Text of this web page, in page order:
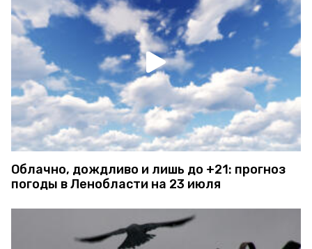
Облачно, дождливо и лишь до +21: прогноз
погоды в Ленобласти на 23 июля